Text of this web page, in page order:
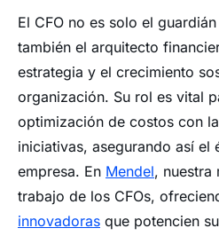
El CFO no es solo el
también el arquitecto
estrategia y el crecimiento
organización. Su rol es vital
optimización de costos con
iniciativas, asegurando así
empresa. En Mendel, nuestra
trabajo de los CFOs,
innovadoras que potencien